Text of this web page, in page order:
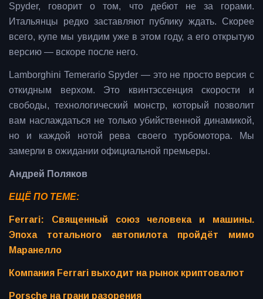
Spyder, говорит о том, что дебют не за горами.
Итальянцы редко заставляют публику ждать. Скорее
всего, купе мы увидим уже в этом году, а его открытую
версию — вскоре после него.
Lamborghini Temerario Spyder — это не просто версия с
откидным верхом. Это квинтэссенция скорости и
свободы, технологический монстр, который позволит
вам наслаждаться не только убийственной динамикой,
но и каждой нотой рева своего турбомотора. Мы
замерли в ожидании официальной премьеры.
Андрей Поляков
ЕЩЁ ПО ТЕМЕ:
Ferrari: Священный союз человека и машины.
Эпоха тотального автопилота пройдёт мимо
Маранелло
Компания Ferrari выходит на рынок криптовалют
Porsche на грани разорения